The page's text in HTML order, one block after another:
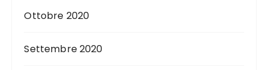
Ottobre 2020
Settembre 2020